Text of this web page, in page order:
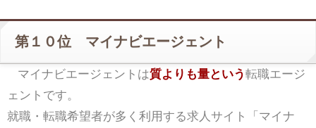
第１０位 マイナビエージェント
マイナビエージェントは質よりも量という転職エージ
ェントです。
就職・転職希望者が多く利用する求人サイト「マイナ